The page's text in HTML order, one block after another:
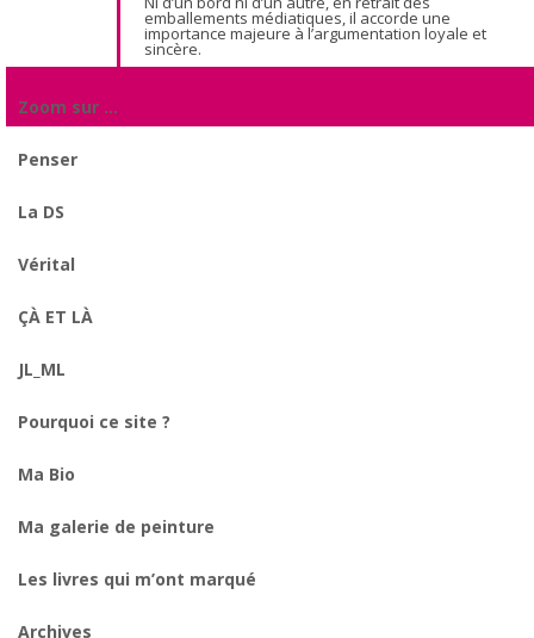
emballements médiatiques, il accorde une
importance majeure à l’argumentation loyale et
sincère.
Zoom sur …
Penser
La DS
Vérital
ÇÀ ET LÀ
JL_ML
Pourquoi ce site ?
Ma Bio
Ma galerie de peinture
Les livres qui m’ont marqué
Archives